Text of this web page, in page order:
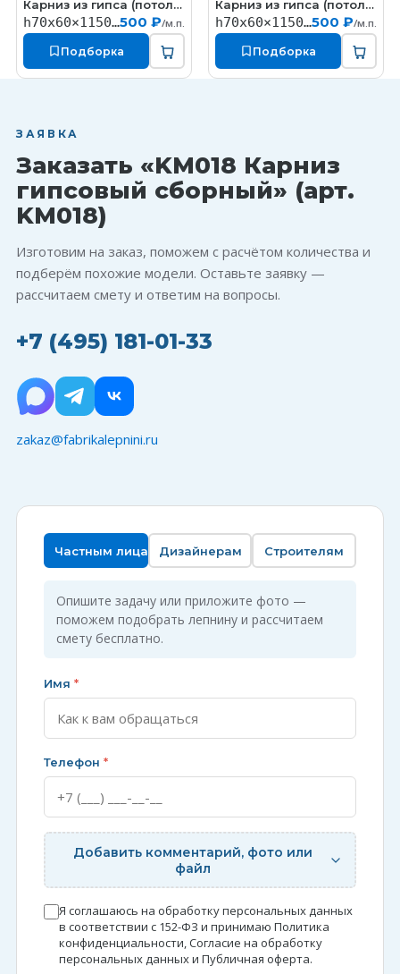
КT325Карниз из гипса (потолочный плинтус) (h70x60мм)
h70x60×1150мм500 ₽/м.п.
Подборка
КT335Карниз из гипса (потолочный плинтус) (h70x60мм)
h70x60×1150мм500 ₽/м.п.
Подборка
ЗАЯВКА
Заказать «KM018 Карниз
гипсовый сборный» (арт.
KM018)
Изготовим на заказ, поможем с расчётом количества и
подберём похожие модели. Оставьте заявку —
рассчитаем смету и ответим на вопросы.
+7 (495) 181-01-33
zakaz@fabrikalepnini.ru
Частным лицам Дизайнерам Строителям
Опишите задачу или приложите фото —
поможем подобрать лепнину и рассчитаем
смету бесплатно.
Имя *
Телефон *
Добавить комментарий, фото или
файл
Я соглашаюсь на обработку персональных данных
в соответствии с 152-ФЗ и принимаю Политика
конфиденциальности,Согласие на обработку
персональных данныхи Публичная оферта.